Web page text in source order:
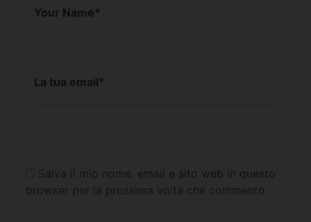
Your Name*
La tua email*
Salva il mio nome, email e sito web in questo
browser per la prossima volta che commento.